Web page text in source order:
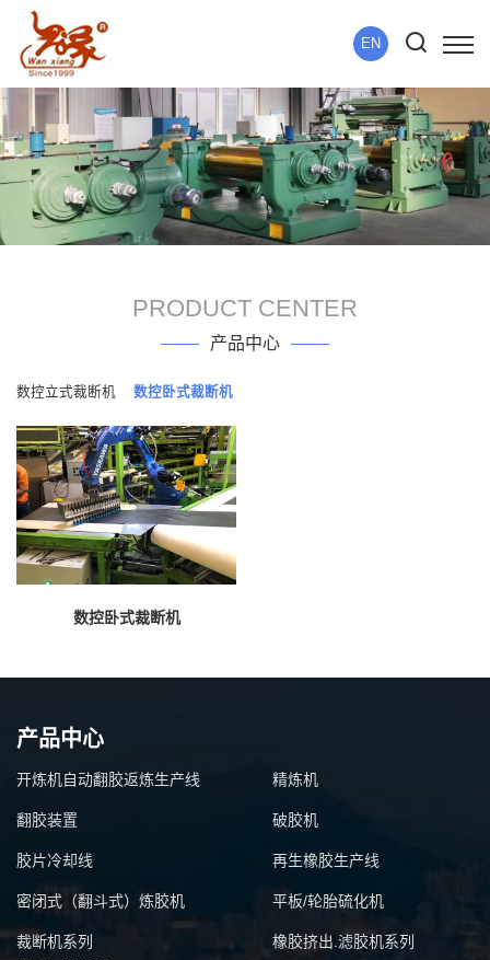
EN
PRODUCT CENTER
产品中心
数控立式裁断机 数控卧式裁断机
数控卧式裁断机
产品中心
开炼机自动翻胶返炼生产线
翻胶装置
胶片冷却线
密闭式（翻斗式）炼胶机
裁断机系列
精炼机
破胶机
再生橡胶生产线
平板/轮胎硫化机
橡胶挤出.滤胶机系列